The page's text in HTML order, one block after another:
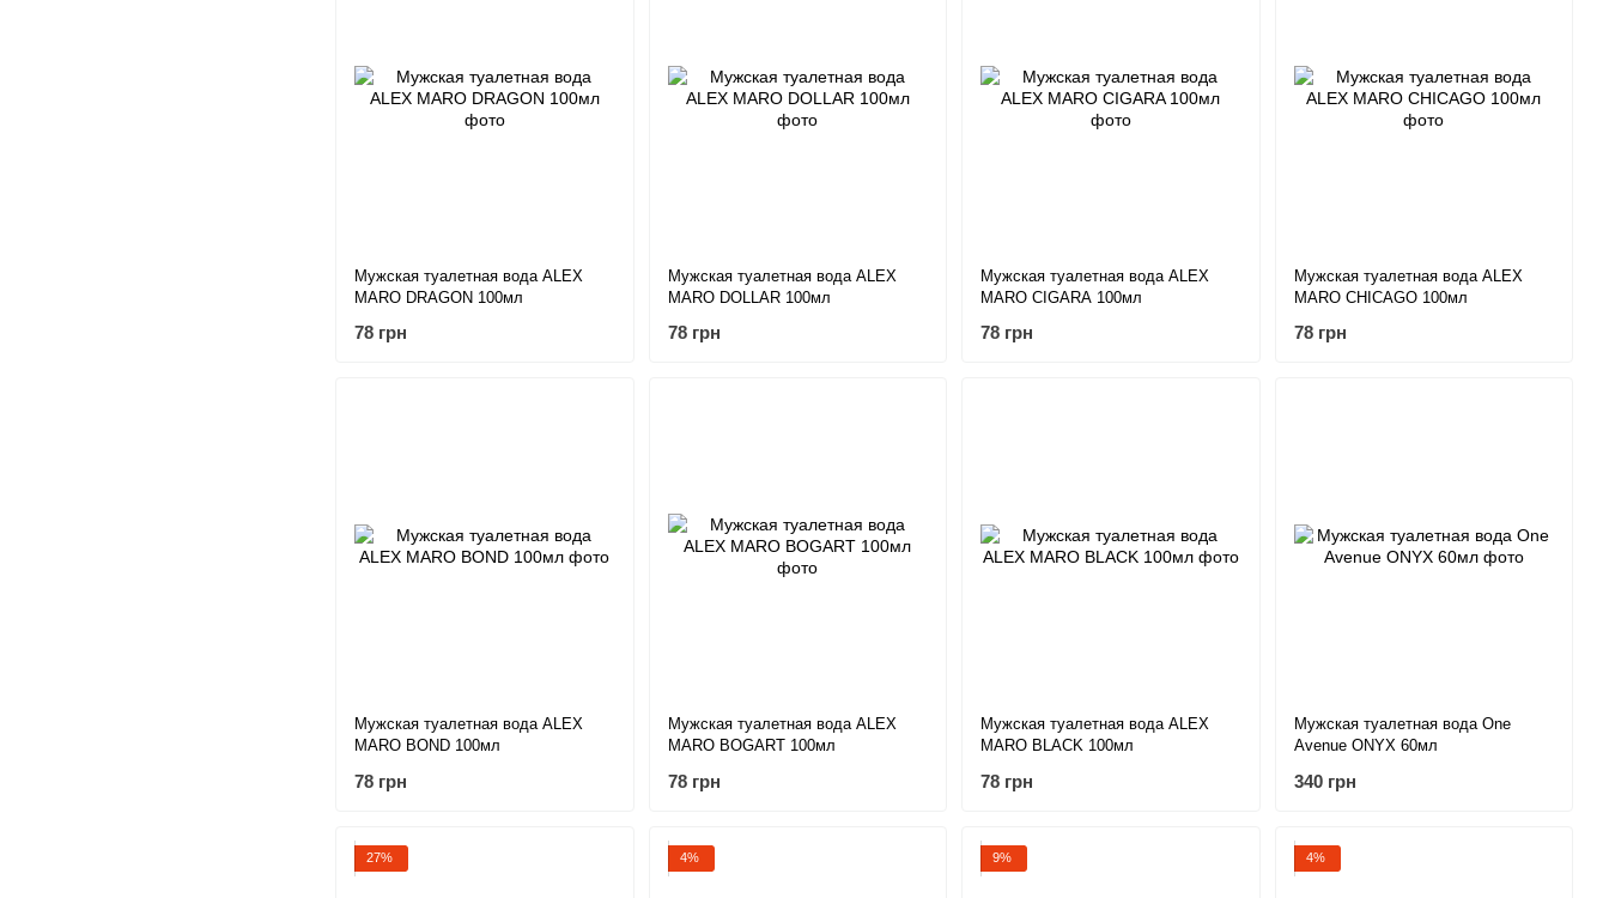
Мужская туалетная вода ALEX
MARO DRAGON 100мл
78 грн
Мужская туалетная вода ALEX
MARO DOLLAR 100мл
78 грн
Мужская туалетная вода ALEX
MARO CIGARA 100мл
78 грн
Мужская туалетная вода ALEX
MARO CHICAGO 100мл
78 грн
Мужская туалетная вода ALEX
MARO BOND 100мл
78 грн
Мужская туалетная вода ALEX
MARO BOGART 100мл
78 грн
Мужская туалетная вода ALEX
MARO BLACK 100мл
78 грн
Мужская туалетная вода One
Avenue ONYX 60мл
340 грн
27% 4% 9% 4%